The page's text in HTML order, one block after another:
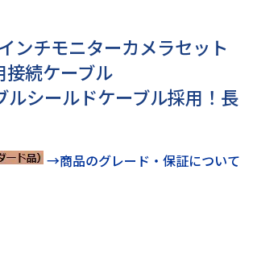
ンチモニターカメラセット
接続ケーブル
ルシールドケーブル採用！長
→商品のグレード・保証について